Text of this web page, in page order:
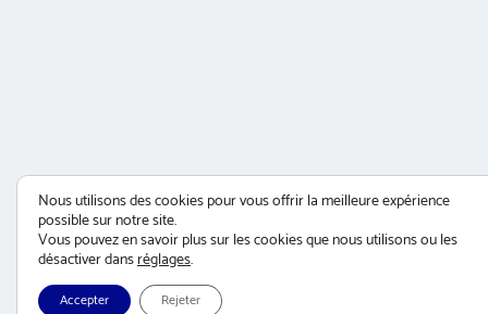
Nous utilisons des cookies pour vous offrir la meilleure expérience
possible sur notre site.
Vous pouvez en savoir plus sur les cookies que nous utilisons ou les
désactiver dansréglages.
Accepter Rejeter